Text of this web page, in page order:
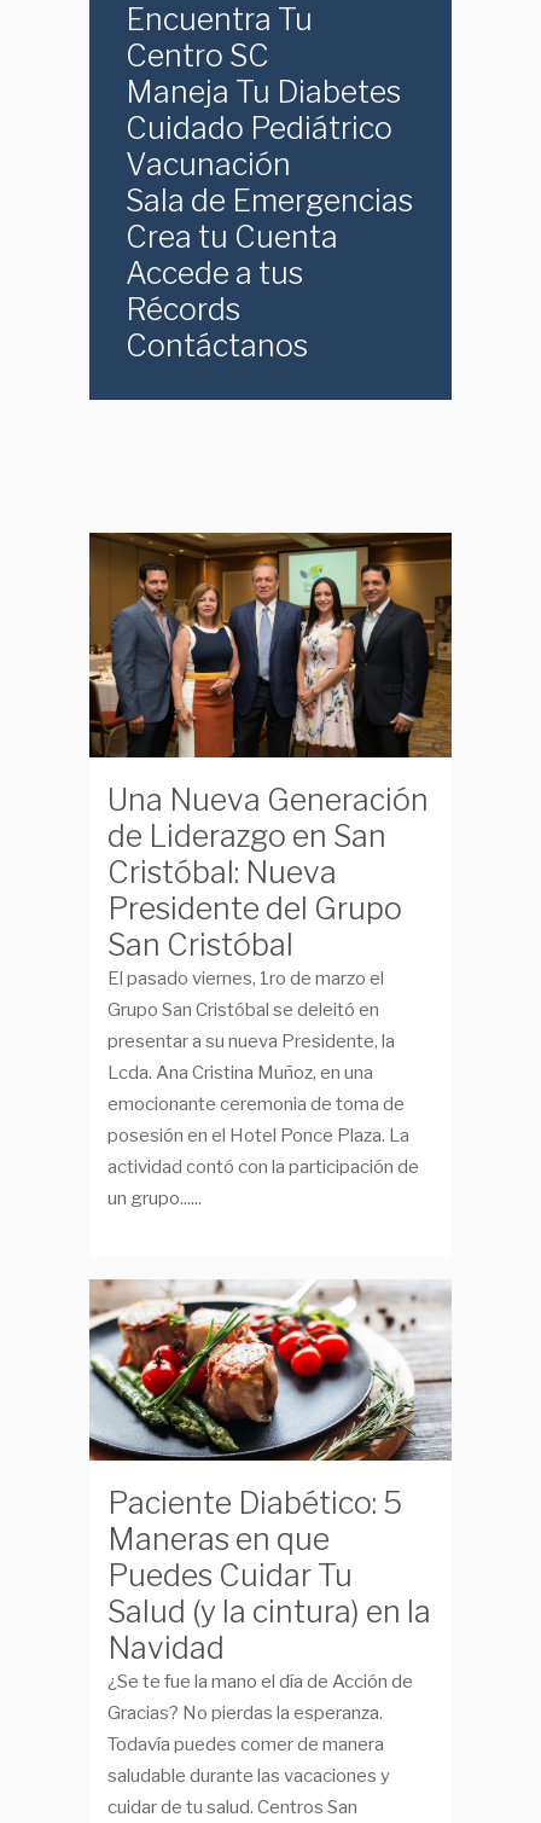
Encuentra Tu
Centro SC
Maneja Tu Diabetes
Cuidado Pediátrico
Vacunación
Sala de Emergencias
Crea tu Cuenta
Accede a tus
Récords
Contáctanos
Una Nueva Generación
de Liderazgo en San
Cristóbal: Nueva
Presidente del Grupo
San Cristóbal
El pasado viernes, 1ro de marzo el
Grupo San Cristóbal se deleitó en
presentar a su nueva Presidente, la
Lcda. Ana Cristina Muñoz, en una
emocionante ceremonia de toma de
posesión en el Hotel Ponce Plaza. La
actividad contó con la participación de
un grupo......
Paciente Diabético: 5
Maneras en que
Puedes Cuidar Tu
Salud (y la cintura) en la
Navidad
¿Se te fue la mano el día de Acción de
Gracias? No pierdas la esperanza.
Todavía puedes comer de manera
saludable durante las vacaciones y
cuidar de tu salud. Centros San